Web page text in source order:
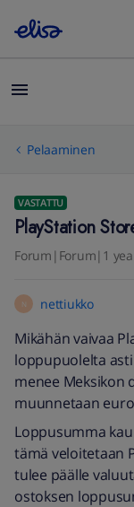
Pelaaminen
VASTATTU
PlayStation
Forum|Forum|1
N nettiukko
Mikähän vaivaa
loppupuolelta
menee Meksikon
muunnetaan
Loppusumma
tämä veloitetaan
tulee päälle
ostoksen